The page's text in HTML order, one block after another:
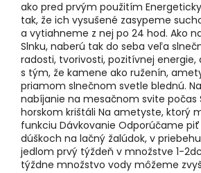
ako pred prvým použitím
tak, že ich vysušené zasypeme
a vytiahneme z nej po 24 hod. Ako
Slnku, naberú tak do seba veľa
radosti, tvorivosti, pozitívnej
s tým, že kamene ako ruženín,
priamom slnečnom svetle blednú.
nabíjanie na mesačnom svite počas
horskom krištáli Na ametyste, ktorý
funkciu Dávkovanie Odporúčame
dúškoch na lačný žalúdok, v
jedlom prvý týždeň v množstve 1-
týždne množstvo vody môžeme